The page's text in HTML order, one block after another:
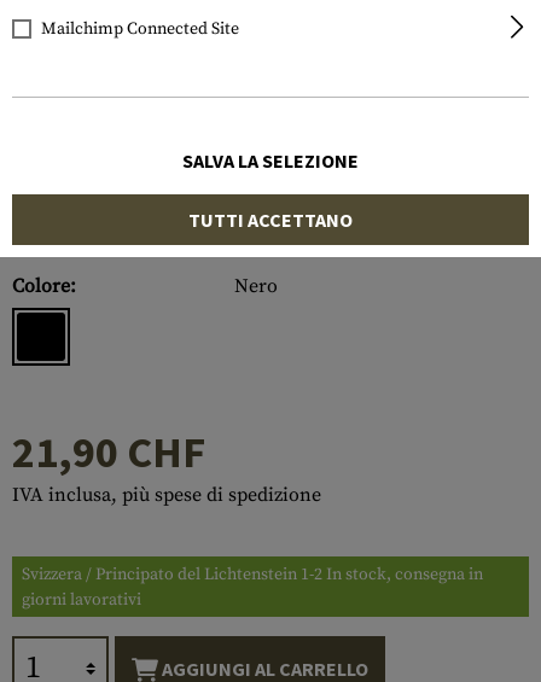
Numero di articolo:
10240406000
Colore:
Nero
21,90 CHF
IVA inclusa, più spese di spedizione
Svizzera / Principato del Lichtenstein 1-2 In stock, consegna in
giorni lavorativi
AGGIUNGI AL CARRELLO
Mailchimp Connected Site
SALVA LA SELEZIONE
TUTTI ACCETTANO